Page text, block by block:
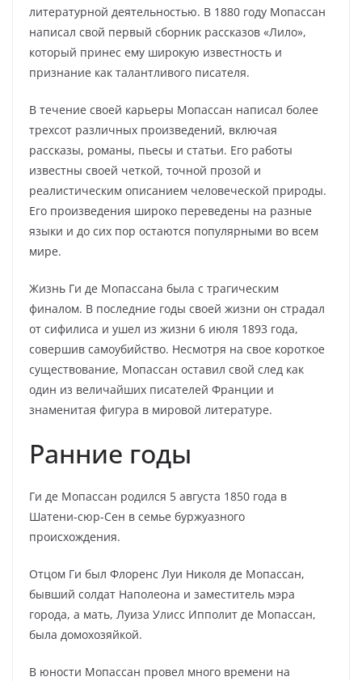
литературной деятельностью. В 1880 году Мопассан
написал свой первый сборник рассказов «Лило»,
который принес ему широкую известность и
признание как талантливого писателя.
В течение своей карьеры Мопассан написал более
трехсот различных произведений, включая
рассказы, романы, пьесы и статьи. Его работы
известны своей четкой, точной прозой и
реалистическим описанием человеческой природы.
Его произведения широко переведены на разные
языки и до сих пор остаются популярными во всем
мире.
Жизнь Ги де Мопассана была с трагическим
финалом. В последние годы своей жизни он страдал
от сифилиса и ушел из жизни 6 июля 1893 года,
совершив самоубийство. Несмотря на свое короткое
существование, Мопассан оставил свой след как
один из величайших писателей Франции и
знаменитая фигура в мировой литературе.
Ранние годы
Ги де Мопассан родился 5 августа 1850 года в
Шатени-сюр-Сен в семье буржуазного
происхождения.
Отцом Ги был Флоренс Луи Николя де Мопассан,
бывший солдат Наполеона и заместитель мэра
города, а мать, Луиза Улисс Ипполит де Мопассан,
была домохозяйкой.
В юности Мопассан провел много времени на